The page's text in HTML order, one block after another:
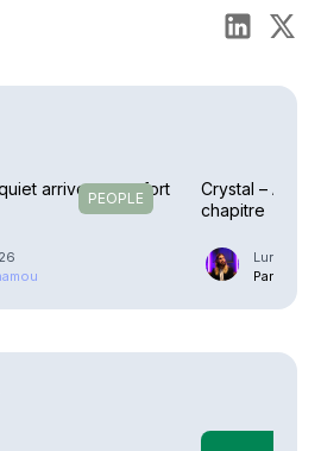
PEOPLE
arrive en renfort
Crystal – Alix
chapitre
Lundi 1
Par